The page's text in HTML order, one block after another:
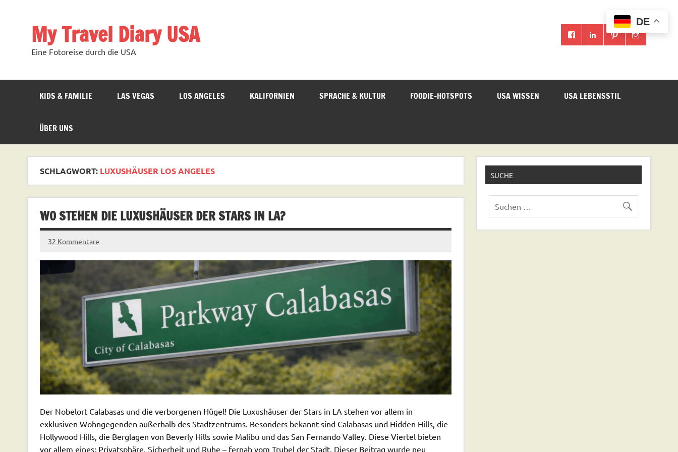
My Travel Diary USA
Eine Fotoreise durch die USA
KIDS & FAMILIE LAS VEGAS LOS ANGELES KALIFORNIEN SPRACHE & KULTUR FOODIE-HOTSPOTS USA WISSEN USA LEBENSSTIL
ÜBER UNS
SCHLAGWORT: LUXUSHÄUSER LOS ANGELES
WO STEHEN DIE LUXUSHÄUSER DER STARS IN LA?
32 Kommentare
Der Nobelort Calabasas und die verborgenen Hügel! Die Luxushäuser der Stars in LA stehen vor allem in
exklusiven Wohngegenden außerhalb des Stadtzentrums. Besonders bekannt sind Calabasas und Hidden Hills, die
Hollywood Hills, die Berglagen von Beverly Hills sowie Malibu und das San Fernando Valley. Diese Viertel bieten
vor allem eines: Privatsphäre, Sicherheit und Ruhe – fernab vom Trubel der Stadt. Dieser Beitrag wurde neu
SUCHE
DE